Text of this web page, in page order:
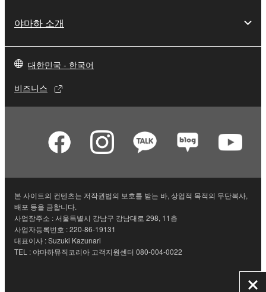
닫
야마하 소개
대한민국 - 한국어
비즈니스
본 사이트의 컨텐츠는 저작권법의 보호를 받는 바, 상업적 목적의 무단복사,
배포 등을 금합니다.
사업장주소 : 서울특별시 강남구 강남대로 298, 11층
사업자등록번호 : 220-86-19131
대표이사 : Suzuki Kazunari
TEL : 야마하뮤직코리아 고객지원센터 080-004-0022